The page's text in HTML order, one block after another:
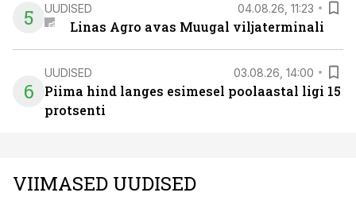
5 UUDISED 04.08.26, 11:23
Linas Agro avas Muugal viljaterminali
6
UUDISED 03.08.26, 14:00
Piima hind langes esimesel poolaastal ligi 15
protsenti
VIIMASED UUDISED